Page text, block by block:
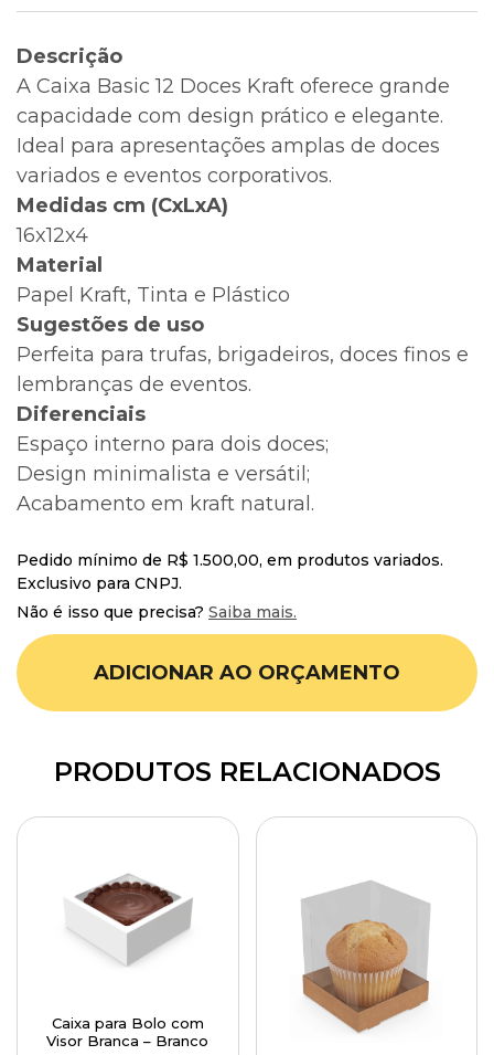
Descrição
A Caixa Basic 12 Doces Kraft oferece grande
capacidade com design prático e elegante.
Ideal para apresentações amplas de doces
variados e eventos corporativos.
Medidas cm (CxLxA)
16x12x4
Material
Papel Kraft, Tinta e Plástico
Sugestões de uso
Perfeita para trufas, brigadeiros, doces finos e
lembranças de eventos.
Diferenciais
Espaço interno para dois doces;
Design minimalista e versátil;
Acabamento em kraft natural.
Pedido mínimo de R$ 1.500,00, em produtos variados.
Exclusivo para CNPJ.
Não é isso que precisa? Saiba mais.
ADICIONAR AO ORÇAMENTO
PRODUTOS RELACIONADOS
Caixa para Bolo com
Visor Branca – Branco